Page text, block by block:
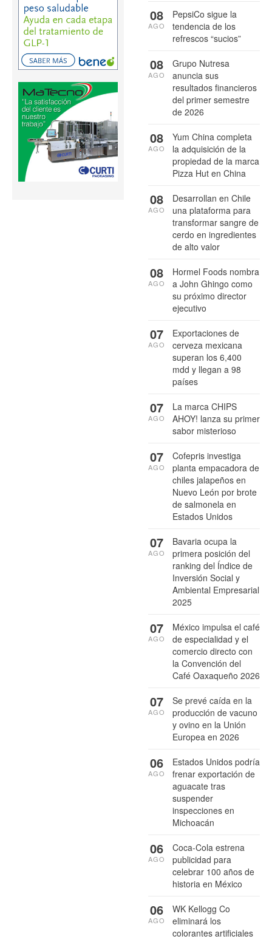
PepsiCo sigue la
tendencia de los
refrescos “sucios”
08
AGO
Grupo Nutresa
anuncia sus
resultados financieros
del primer semestre
de 2026
08
AGO
Yum China completa
la adquisición de la
propiedad de la marca
Pizza Hut en China
08
AGO
Desarrollan en Chile
una plataforma para
transformar sangre de
cerdo en ingredientes
de alto valor
08
AGO
Hormel Foods nombra
a John Ghingo como
su próximo director
ejecutivo
08
AGO
Exportaciones de
cerveza mexicana
superan los 6,400
mdd y llegan a 98
países
07
AGO
La marca CHIPS
AHOY! lanza su primer
sabor misterioso
07
AGO
Cofepris investiga
planta empacadora de
chiles jalapeños en
Nuevo León por brote
de salmonela en
Estados Unidos
07
AGO
Bavaria ocupa la
primera posición del
ranking del Índice de
Inversión Social y
Ambiental Empresarial
2025
07
AGO
México impulsa el café
de especialidad y el
comercio directo con
la Convención del
Café Oaxaqueño 2026
07
AGO
Se prevé caída en la
producción de vacuno
y ovino en la Unión
Europea en 2026
07
AGO
Estados Unidos podría
frenar exportación de
aguacate tras
suspender
inspecciones en
Michoacán
06
AGO
Coca-Cola estrena
publicidad para
celebrar 100 años de
historia en México
06
AGO
WK Kellogg Co
eliminará los
colorantes artificiales
06
AGO